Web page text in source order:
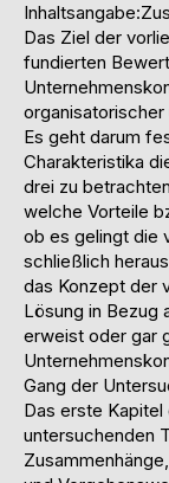
Das Ziel der
fundierten
Es geht darum
Charakteristika
drei zu
welche Vorteile
ob es gelingt die
schließlich
das Konzept der
Lösung in Bezug
erweist oder gar
Gang der
Das erste
untersuchenden